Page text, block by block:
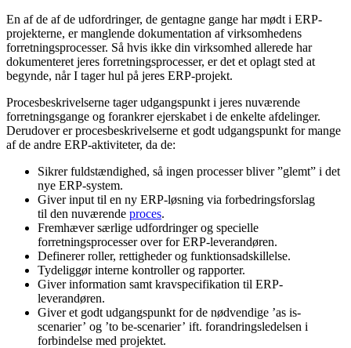
En af de af de udfordringer, de gentagne gange har mødt i ERP-
projekterne, er manglende dokumentation af virksomhedens
forretningsprocesser. Så hvis ikke din virksomhed allerede har
dokumenteret jeres forretningsprocesser, er det et oplagt sted at
begynde, når I tager hul på jeres ERP-projekt.
Procesbeskrivelserne tager udgangspunkt i jeres nuværende
forretningsgange og forankrer ejerskabet i de enkelte afdelinger.
Derudover er procesbeskrivelserne et godt udgangspunkt for mange
af de andre ERP-aktiviteter, da de:
Sikrer fuldstændighed, så ingen processer bliver ”glemt” i det
nye ERP-system.
Giver input til en ny ERP-løsning via forbedringsforslag
til den nuværende proces.
Fremhæver særlige udfordringer og specielle
forretningsprocesser over for ERP-leverandøren.
Definerer roller, rettigheder og funktionsadskillelse.
Tydeliggør interne kontroller og rapporter.
Giver information samt kravspecifikation til ERP-
leverandøren.
Giver et godt udgangspunkt for de nødvendige ’as is-
scenarier’ og ’to be-scenarier’ ift. forandringsledelsen i
forbindelse med projektet.